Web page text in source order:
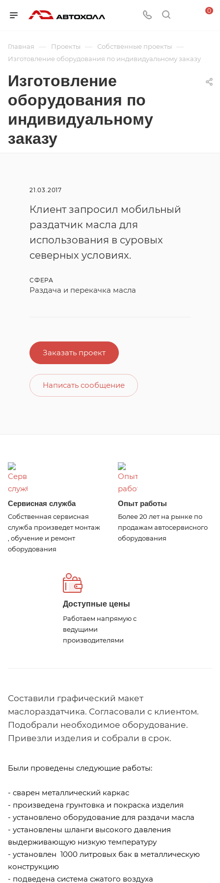
0
Главная — Проекты — Собственные проекты —
Изготовление оборудования по индивидуальному заказу
Изготовление
оборудования по
индивидуальному
заказу
21.03.2017
Клиент запросил мобильный
раздатчик масла для
использования в суровых
северных условиях.
СФЕРА
Раздача и перекачка масла
Заказать проект
Написать сообщение
Сервисная служба
Собственная сервисная
служба произведет монтаж
, обучение и ремонт
оборудования
Опыт работы
Более 20 лет на рынке по
продажам автосервисного
оборудования
Доступные цены
Работаем напрямую с
ведущими
производителями
Составили графический макет
маслораздатчика. Согласовали с клиентом.
Подобрали необходимое оборудование.
Привезли изделия и собрали в срок.
Были проведены следующие работы:
- сварен металлический каркас
- произведена грунтовка и покраска изделия
- установлено оборудование для раздачи масла
- установлены шланги высокого давления
выдерживающую низкую температуру
- установлен 1000 литровых бак в металлическую
конструкцию
- подведена система сжатого воздуха